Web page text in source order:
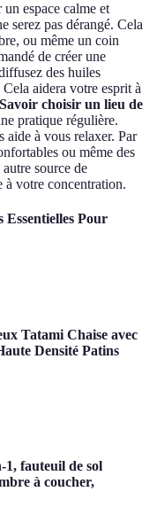
espace calme et
serez pas dérangé. Cela
ou même un coin
de créer une
des huiles
aidera votre esprit à
Savoir choisir un lieu de
pratique régulière.
à vous relaxer. Par
ou même des
source de
à votre concentration.
Essentielles Pour
Tatami Chaise avec
Densité Patins
1, fauteuil de sol
à coucher,